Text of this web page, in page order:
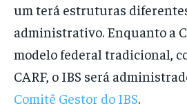
um terá estruturas
administrativo. Enquanto a
modelo federal tradicional,
CARF, o IBS será
Comitê Gestor do IBS.